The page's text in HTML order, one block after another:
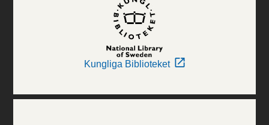
Kungliga Biblioteket